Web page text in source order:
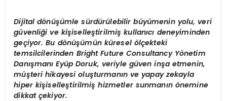
Dijital dönüşümle sürdürülebilir büyümenin yolu, veri
güvenliği ve kişiselleştirilmiş kullanıcı deneyiminden
geçiyor. Bu dönüşümün küresel ölçekteki
temsilcilerinden Bright Future Consultancy Yönetim
Danışmanı Eyüp Doruk, veriyle güven inşa etmenin,
müşterihikayesi oluşturmanın ve yapay zekayla
hiper kişiselleştirilmiş hizmetler sunmanın önemine
dikkat çekiyor.